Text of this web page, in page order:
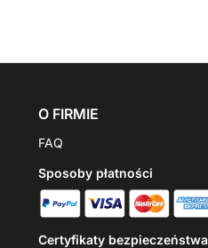
O FIRMIE
FAQ
Sposoby płatności
Certyfikaty bezpieczeństwa